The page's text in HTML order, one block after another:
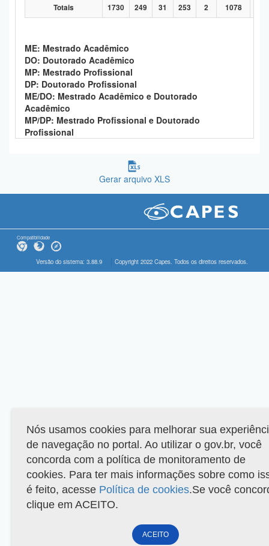
Totais 1730 249 31 253 2 1078
ME: Mestrado Acadêmico
DO: Doutorado Acadêmico
MP: Mestrado Profissional
DP: Doutorado Profissional
ME/DO: Mestrado Acadêmico e Doutorado
Acadêmico
MP/DP: Mestrado Profissional e Doutorado
Profissional
Gerar arquivo XLS
Compatibilidade
Versão do sistema: 3.88.9 Copyright 2022 Capes. Todos os direitos reservados.
Nós usamos cookies para melhorar sua
de navegação no portal. Ao utilizar o gov.br, você
concorda com a política de monitoramento de
cookies. Para ter mais informações sobre como
é feito, acesse Política de cookies.Se você
clique em ACEITO.
ACEITO